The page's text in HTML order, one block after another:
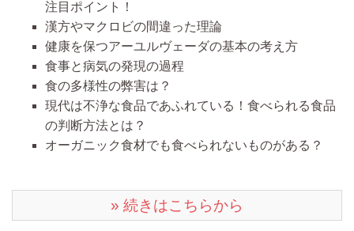
注目ポイント！
漢方やマクロビの間違った理論
健康を保つアーユルヴェーダの基本の考え方
食事と病気の発現の過程
食の多様性の弊害は？
現代は不浄な食品であふれている！ 食べられる食品
の判断方法とは？
オーガニック食材でも食べられないものがある？
» 続きはこちらから